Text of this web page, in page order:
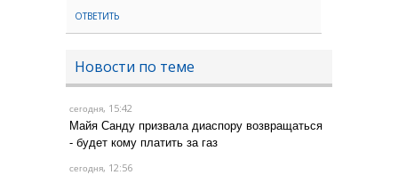
ОТВЕТИТЬ
Новости по теме
сегодня, 15:42
Майя Санду призвала диаспору возвращаться
- будет кому платить за газ
сегодня, 12:56